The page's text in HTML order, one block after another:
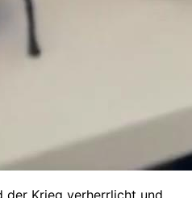
der Krieg verherrlicht und